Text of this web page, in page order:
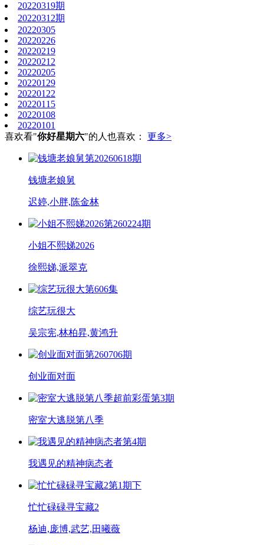
20220319期
20220312期
20220305
20220226
20220219
20220212
20220205
20220129
20220122
20220115
20220108
20220101
喜欢看"你好星期六"的人也喜欢： 更多>
第20260618期
钱塘老娘舅
迟婷,小胖,陈金林
第260224期
小姐不熙娣2026
徐熙娣,派翠克
第606集
综艺玩很大
吴宗宪,林柏昇,黄鸿升
第260706期
创业面对面
超前彩蛋第3期
密室大逃脱第八季
第4期
我遇见的精神病态者
第1期下
忙忙碌碌寻宝藏2
杨迪,庞博,武艺,田曦薇